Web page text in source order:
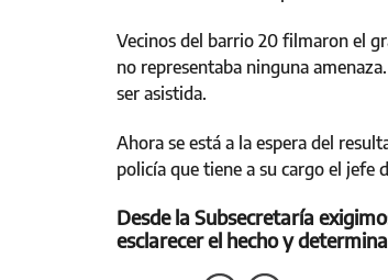
Vecinos del barrio 20 filmaron el
no representaba ninguna
ser asistida.
Ahora se está a la espera del
policía que tiene a su cargo el jefe
Desde la Subsecretaría
esclarecer el hecho y